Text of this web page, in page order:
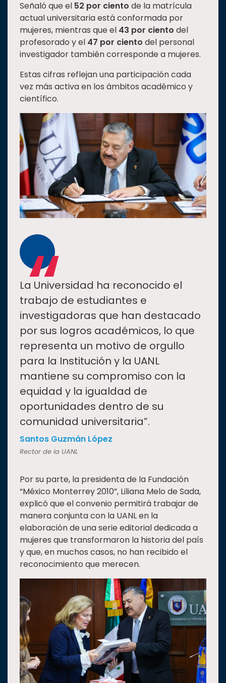
Señaló que el 52 por ciento de la matrícula
actual universitaria está conformada por
mujeres, mientras que el 43 por ciento del
profesorado y el 47 por ciento del personal
investigador también corresponde a mujeres.
Estas cifras reflejan una participación cada
vez más activa en los ámbitos académico y
científico.
“
La Universidad ha reconocido el
trabajo de estudiantes e
investigadoras que han destacado
por sus logros académicos, lo que
representa un motivo de orgullo
para la Institución y la UANL
mantiene su compromiso con la
equidad y la igualdad de
oportunidades dentro de su
comunidad universitaria”.
Santos Guzmán López
Rector de la UANL
Por su parte, la presidenta de la Fundación
“México Monterrey 2010”, Liliana Melo de Sada,
explicó que el convenio permitirá trabajar de
manera conjunta con la UANL en la
elaboración de una serie editorial dedicada a
mujeres que transformaron la historia del país
y que, en muchos casos, no han recibido el
reconocimiento que merecen.